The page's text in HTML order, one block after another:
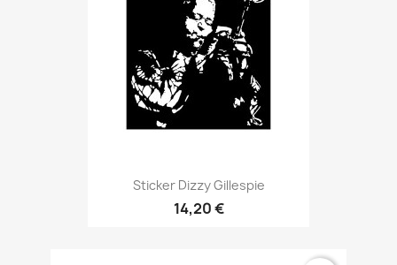
Sticker Dizzy Gillespie
14,20 €